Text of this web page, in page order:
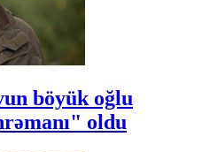
böyük oğlu
oldu